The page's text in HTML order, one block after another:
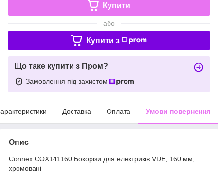
Купити
або
Купити з
Що таке купити з Пром?
Замовлення під захистом
Доставка Оплата Умови повернення
Опис
Connex COX141160 Бокорізи для електриків VDE, 160 мм,
хромовані